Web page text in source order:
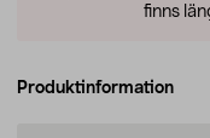
finns
Produktinformation